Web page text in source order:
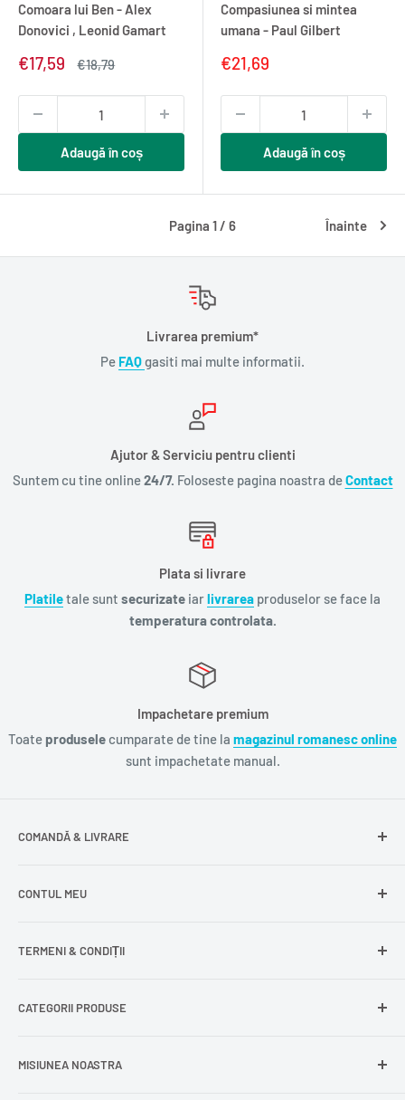
Comoara lui Ben - Alex
Donovici , Leonid Gamart
Pret
€17,59
Pret
€18,79
Adaugă în coș
Compasiunea si mintea
umana - Paul Gilbert
Pret
€21,69
Adaugă în coș
Pagina 1 / 6 Înainte
Livrarea premium*
Pe FAQgasiti mai multe informatii.
Ajutor & Serviciu pentru clienti
Suntem cu tine online24/7. Foloseste pagina noastra deContact
Plata si livrare
Platiletale sunt securizate iarlivrarea produselor se face la
temperatura controlata.
Impachetare premium
Toate produsele cumparate de tine la magazinul romanesc online
sunt impachetate manual.
COMANDĂ & LIVRARE
Livrare gratuită
CONTUL MEU
Comenzile mele
Cont nou
Comandă ca oaspete
TERMENI & CONDIȚII
Politica de returnare
Politica de expediere
CATEGORII PRODUSE
Dulciuri și snacks
MISIUNEA NOASTRA